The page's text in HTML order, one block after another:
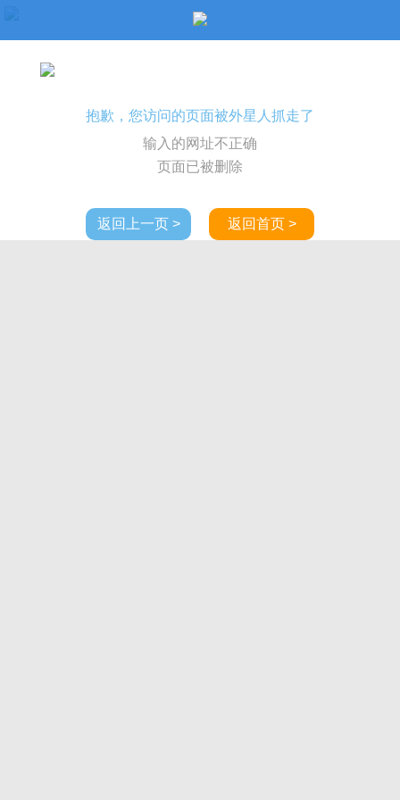
抱歉，您访问的页面被外星人抓走了
输入的网址不正确
页面已被删除
返回上一页 > 返回首页 >